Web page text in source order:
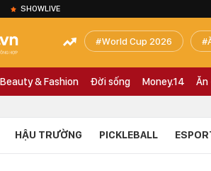
SHOWLIVE
World Cup 2026
Beauty & Fashion Đời sống Money.14
HẬU TRƯỜNG PICKLEBALL